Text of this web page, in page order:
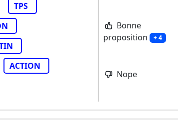
TPS
ACTION
Bonne
proposition + 4
Nope